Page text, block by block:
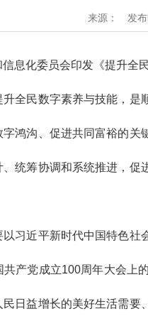
来源： 发
息化委员会印发《提升全
升全民数字素养与技能，
鸿沟、促进共同富裕的
统筹协调和系统推进，
以习近平新时代中国特色
产党成立100周年大会上
日益增长的美好生活需